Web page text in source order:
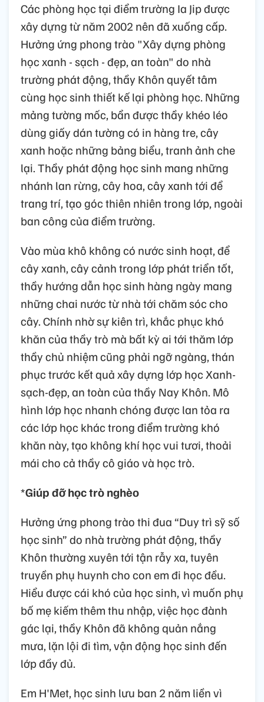
Các phòng học tại điểm trường Ia Jip được
xây dựng từ năm 2002 nên đã xuống cấp.
Hưởng ứng phong trào "Xây dựng phòng
học xanh - sạch - đẹp, an toàn" do nhà
trường phát động, thầy Khôn quyết tâm
cùng học sinh thiết kế lại phòng học. Những
mảng tường mốc, bẩn được thầy khéo léo
dùng giấy dán tường có in hàng tre, cây
xanh hoặc những bảng biểu, tranh ảnh che
lại. Thầy phát động học sinh mang những
nhánh lan rừng, cây hoa, cây xanh tới để
trang trí, tạo góc thiên nhiên trong lớp, ngoài
ban công của điểm trường.
Vào mùa khô không có nước sinh hoạt, để
cây xanh, cây cảnh trong lớp phát triển tốt,
thầy hướng dẫn học sinh hàng ngày mang
những chai nước từ nhà tới chăm sóc cho
cây. Chính nhờ sự kiên trì, khắc phục khó
khăn của thầy trò mà bất kỳ ai tới thăm lớp
thầy chủ nhiệm cũng phải ngỡ ngàng, thán
phục trước kết quả xây dựng lớp học Xanh-
sạch-đẹp, an toàn của thầy Nay Khôn. Mô
hình lớp học nhanh chóng được lan tỏa ra
các lớp học khác trong điểm trường khó
khăn này, tạo không khí học vui tươi, thoải
mái cho cả thầy cô giáo và học trò.
*Giúp đỡ học trò nghèo
Hưởng ứng phong trào thi đua “Duy trì sỹ số
học sinh” do nhà trường phát động, thầy
Khôn thường xuyên tới tận rẫy xa, tuyên
truyền phụ huynh cho con em đi học đều.
Hiểu được cái khó của học sinh, vì muốn phụ
bố mẹ kiếm thêm thu nhập, việc học đành
gác lại, thầy Khôn đã không quản nắng
mưa, lặn lội đi tìm, vận động học sinh đến
lớp đầy đủ.
Em H'Met, học sinh lưu ban 2 năm liền vì